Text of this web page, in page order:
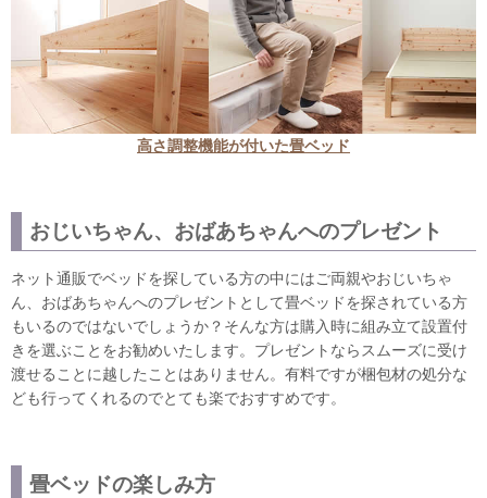
高さ調整機能が付いた畳ベッド
おじいちゃん、おばあちゃんへのプレゼント
ネット通販でベッドを探している方の中にはご両親やおじいちゃ
ん、おばあちゃんへのプレゼントとして畳ベッドを探されている方
もいるのではないでしょうか？そんな方は購入時に組み立て設置付
きを選ぶことをお勧めいたします。プレゼントならスムーズに受け
渡せることに越したことはありません。有料ですが梱包材の処分な
ども行ってくれるのでとても楽でおすすめです。
畳ベッドの楽しみ方